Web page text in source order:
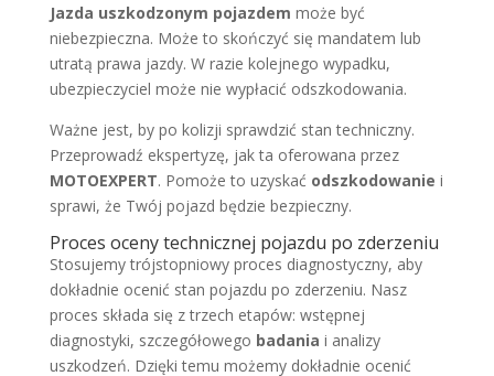
Jazda uszkodzonym pojazdem może być
niebezpieczna. Może to skończyć się mandatem lub
utratą prawa jazdy. W razie kolejnego wypadku,
ubezpieczyciel może nie wypłacić odszkodowania.
Ważne jest, by po kolizji sprawdzić stan techniczny.
Przeprowadź ekspertyzę, jak ta oferowana przez
MOTOEXPERT. Pomoże to uzyskać odszkodowanie i
sprawi, że Twój pojazd będzie bezpieczny.
Proces oceny technicznej pojazdu po zderzeniu
Stosujemy trójstopniowy proces diagnostyczny, aby
dokładnie ocenić stan pojazdu po zderzeniu. Nasz
proces składa się z trzech etapów: wstępnej
diagnostyki, szczegółowego badania i analizy
uszkodzeń. Dzięki temu możemy dokładnie ocenić